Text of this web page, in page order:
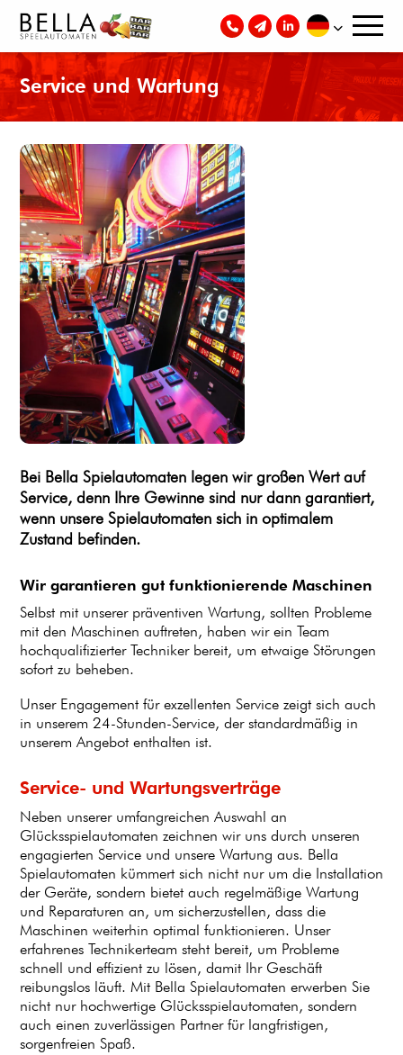
Service und Wartung
Bei Bella Spielautomaten legen wir großen Wert auf
Service, denn Ihre Gewinne sind nur dann garantiert,
wenn unsere Spielautomaten sich in optimalem
Zustand befinden.
Wir garantieren gut funktionierende Maschinen
Selbst mit unserer präventiven Wartung, sollten Probleme
mit den Maschinen auftreten, haben wir ein Team
hochqualifizierter Techniker bereit, um etwaige Störungen
sofort zu beheben.
Unser Engagement für exzellenten Service zeigt sich auch
in unserem 24-Stunden-Service, der standardmäßig in
unserem Angebot enthalten ist.
Service- und Wartungsverträge
Neben unserer umfangreichen Auswahl an
Glücksspielautomaten zeichnen wir uns durch unseren
engagierten Service und unsere Wartung aus. Bella
Spielautomaten kümmert sich nicht nur um die Installation
der Geräte, sondern bietet auch regelmäßige Wartung
und Reparaturen an, um sicherzustellen, dass die
Maschinen weiterhin optimal funktionieren. Unser
erfahrenes Technikerteam steht bereit, um Probleme
schnell und effizient zu lösen, damit Ihr Geschäft
reibungslos läuft. Mit Bella Spielautomaten erwerben Sie
nicht nur hochwertige Glücksspielautomaten, sondern
auch einen zuverlässigen Partner für langfristigen,
sorgenfreien Spaß.